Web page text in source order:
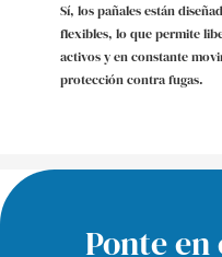
Sí, los pañales están
flexibles, lo que permite
activos y en constante
protección contra fugas.
Ponte